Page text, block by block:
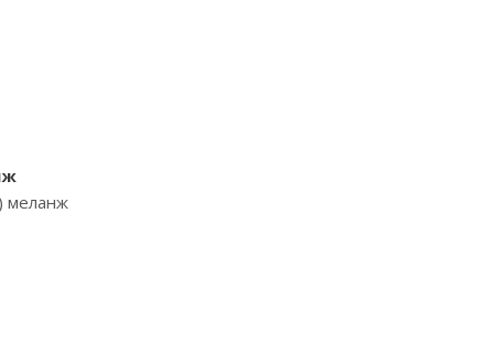
меланж